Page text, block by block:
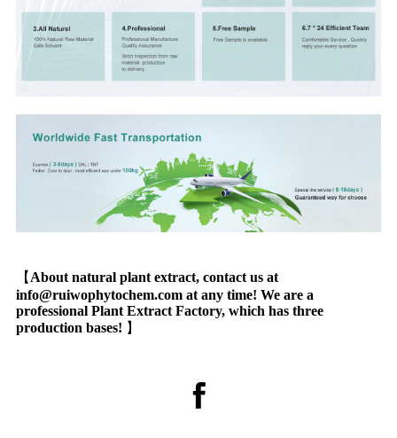
【 About natural plant extract, contact us at
info@ruiwophytochem.com at any time! We are a
professional Plant Extract Factory, which has three
production bases! 】